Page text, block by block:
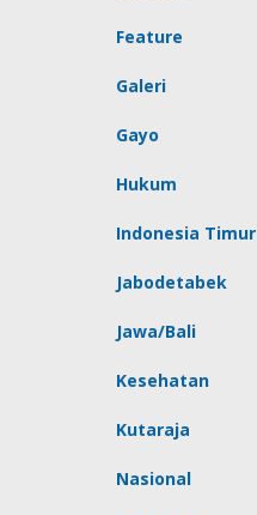
Feature
Galeri
Gayo
Hukum
Indonesia Timur
Jabodetabek
Jawa/Bali
Kesehatan
Kutaraja
Nasional